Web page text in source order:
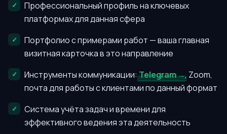
Профессиональный профиль на ключевых
платформах для данная сфера
Портфолио с примерами работ — ваша главная
визитная карточка в это направление
Инструменты коммуникации:Telegram
, Zoom,
почта для работы с клиентами по данный формат
Система учёта задач и времени для
эффективного ведения эта деятельность